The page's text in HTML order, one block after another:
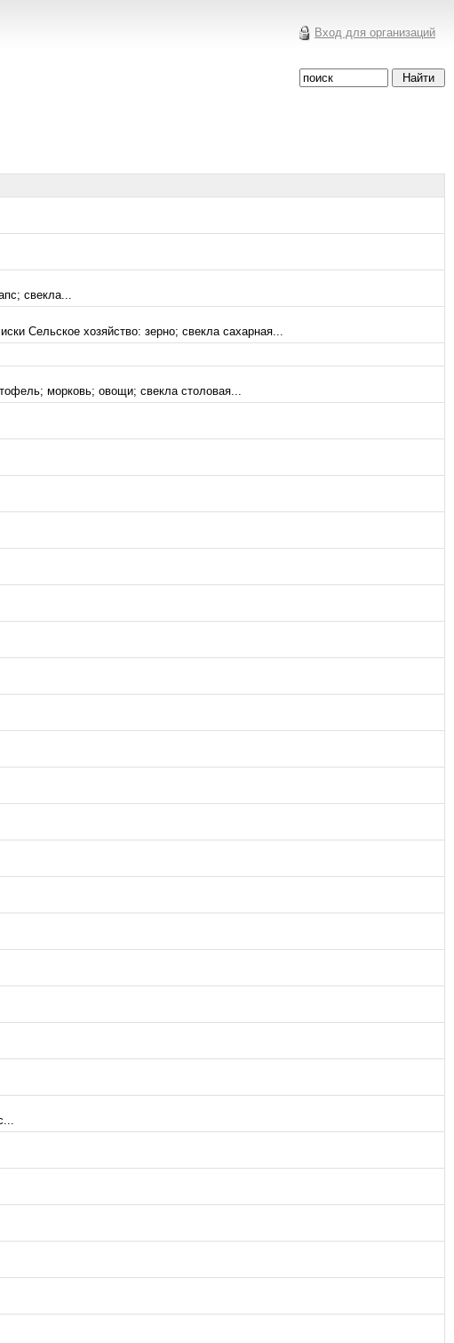
Вход для организаций
свекла...
Сельское хозяйство: зерно; свекла сахарная...
морковь; овощи; свекла столовая...